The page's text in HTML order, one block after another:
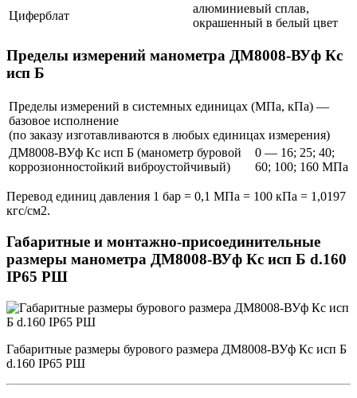
Циферблат
алюминиевый сплав,
окрашенный в белый цвет
Пределы измерений манометра ДМ8008-ВУф Кс
исп Б
Пределы измерений в системных единицах (МПа, кПа) —
базовое исполнение
(по заказу изготавливаются в любых единицах измерения)
ДМ8008-ВУф Кс исп Б (манометр буровой
коррозионностойкий виброустойчивый)
0 — 16; 25; 40;
60; 100; 160 МПа
Перевод единиц давления 1 бар = 0,1 МПа = 100 кПа = 1,0197
кгс/см2.
Габаритные и монтажно-присоединительные
размеры манометра ДМ8008-ВУф Кс исп Б d.160
IP65 РШ
Габаритные размеры бурового размера ДМ8008-ВУф Кс исп Б
d.160 IP65 РШ